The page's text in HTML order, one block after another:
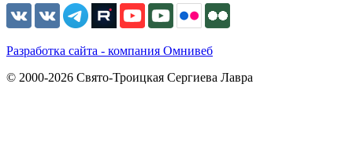
Разработка сайта - компания Омнивеб
© 2000-2026 Свято-Троицкая Сергиева Лавра